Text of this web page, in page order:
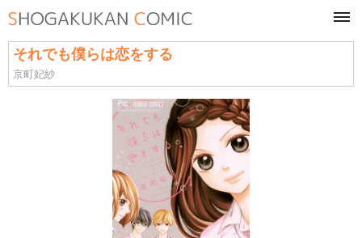
それでも僕らは恋をする
京町妃紗